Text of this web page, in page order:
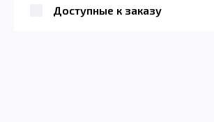
Доступные к заказу